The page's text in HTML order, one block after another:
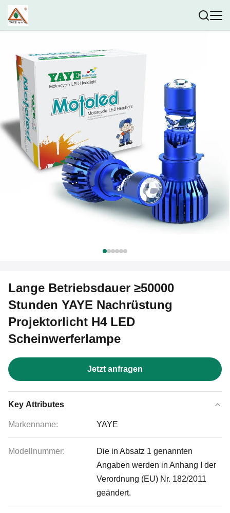
Lange Betriebsdauer ≥50000
Stunden YAYE Nachrüstung
Projektorlicht H4 LED
Scheinwerferlampe
Jetzt anfragen
Key Attributes
Markenname: YAYE
Modellnummer:
Die in Absatz 1 genannten
Angaben werden in Anhang I der
Verordnung (EU) Nr. 182/2011
geändert.